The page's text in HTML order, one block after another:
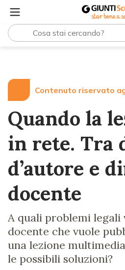
Contenuto riservato
Quando la
in rete.
d’autore e
docente
A quali problemi
docente che vuole
una lezione
le possibili soluzioni?